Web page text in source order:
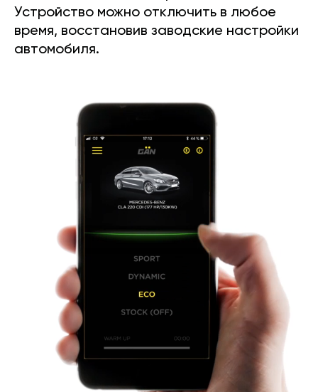
Устройство можно отключить в любое
время, восстановив заводские настройки
автомобиля.